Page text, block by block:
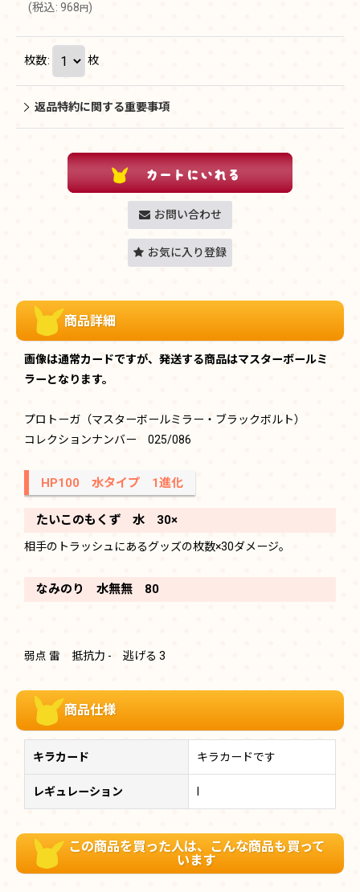
(税込: 968 円)
枚数: 枚
返品特約に関する重要事項
お問い合わせ
お気に入り登録
商品詳細
画像は通常カードですが、発送する商品はマスターボールミ
ラーとなります。
プロトーガ（マスターボールミラー・ブラックボルト）
コレクションナンバー 025/086
HP100 水タイプ 1進化
たいこのもくず 水 30×
相手のトラッシュにあるグッズの枚数×30ダメージ。
なみのり 水無無 80
弱点 雷 抵抗力 - 逃げる 3
商品仕様
キラカード キラカードです
レギュレーション
この商品を買った人は、こんな商品も買って
います